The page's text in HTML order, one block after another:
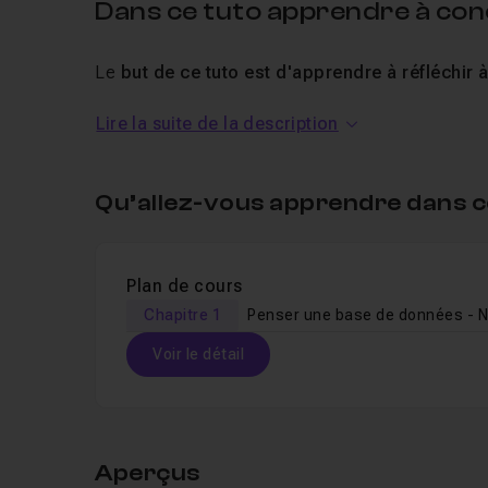
Dans ce tuto apprendre à
Le but de ce tuto est d'apprendre à réfléchir
Quelle table on va créer ?
Quelles relations existe-t-il entre ces
Un QCM de fin vous permettra de valider vos
Je précise que pour visualiser ce tuto,
Un niveau INTERMEDIAIRE est ici demandé. J'ai
Si vous souhaitez suivre les premiers modules de
Lire la suite de la description
Qu’allez-vous apprendre dans
Plan de cours
Chapitre 1 Penser une base de données -
Voir le détail
Aperçus